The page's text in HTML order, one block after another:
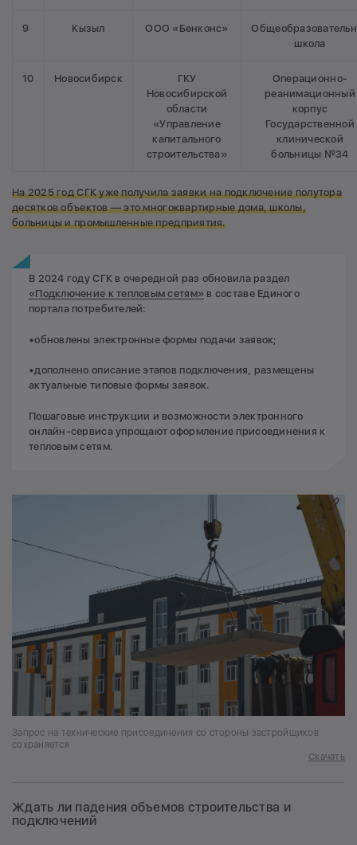
9 Кызыл ООО «Бенконс»
школа
10 Новосибирск
ГКУ
Новосибирской
области
«Управление
капитального
строительства»
Операционно-
реанимационный
корпус
Государственной
клинической
больницы №34
На 2025 год СГК уже получила заявки на подключение полутора
десятков объектов — это многоквартирные дома, школы,
больницы и промышленные предприятия.
В 2024 году СГК в очередной раз обновила раздел
«Подключение к тепловым сетям» в составе Единого
портала потребителей:
•обновлены электронные формы подачи заявок;
•дополнено описание этапов подключения, размещены
актуальные типовые формы заявок.
Пошаговые инструкции и возможности электронного
онлайн-сервиса упрощают оформление присоединения к
тепловым сетям.
Запрос на технические присоединения со стороны застройщиков
сохраняется
Скачать
Ждать ли падения объемов строительства и
подключений